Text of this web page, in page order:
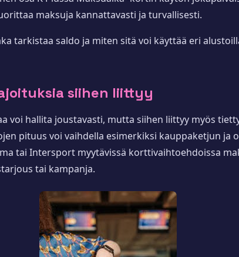
maksuja kannattavasti ja turvallisesti.
tarkistaa saldo ja miten sitä voi käyttää eri
siihen liittyy
voi hallita joustavasti, mutta siihen liittyy myös
pituus voi vaihdella esimerkiksi kauppaketjun ja
tai Intersport myytävissä korttivaihtoehdoissa
tai kampanja.